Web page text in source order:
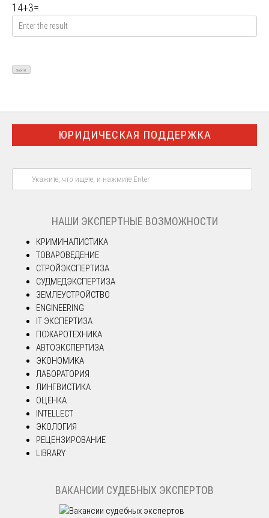
14+3=
ЮРИДИЧЕСКАЯ ПОДДЕРЖКА
НАШИ ЭКСПЕРТНЫЕ ВОЗМОЖНОСТИ
КРИМИНАЛИСТИКА
ТОВАРОВЕДЕНИЕ
СТРОЙЭКСПЕРТИЗА
СУДМЕДЭКСПЕРТИЗА
ЗЕМЛЕУСТРОЙСТВО
ENGINEERING
IT ЭКСПЕРТИЗА
ПОЖАРОТЕХНИКА
АВТОЭКСПЕРТИЗА
ЭКОНОМИКА
ЛАБОРАТОРИЯ
ЛИНГВИСТИКА
ОЦЕНКА
INTELLECT
ЭКОЛОГИЯ
РЕЦЕНЗИРОВАНИЕ
LIBRARY
ВАКАНСИИ СУДЕБНЫХ ЭКСПЕРТОВ